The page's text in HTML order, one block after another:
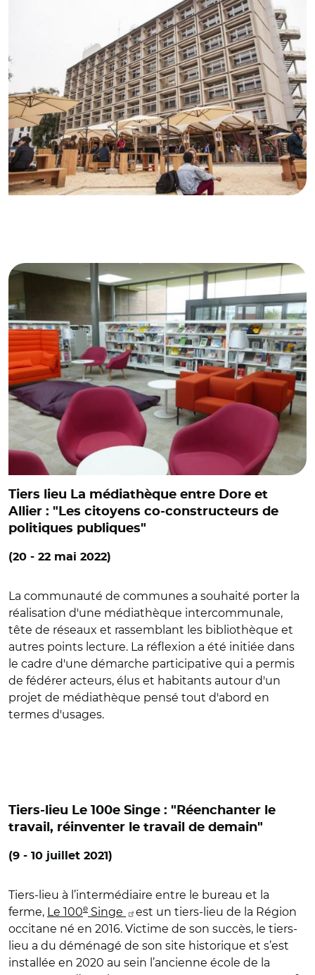
Tiers lieu La médiathèque entre Dore et
Allier : "Les citoyens co-constructeurs de
politiques publiques"
(20 - 22 mai 2022)
La communauté de communes a souhaité porter la
réalisation d'une médiathèque intercommunale,
tête de réseaux et rassemblant les bibliothèque et
autres points lecture. La réflexion a été initiée dans
le cadre d'une démarche participative qui a permis
de fédérer acteurs, élus et habitants autour d'un
projet de médiathèque pensé tout d'abord en
termes d'usages.
Tiers-lieu Le 100e Singe : "Réenchanter le
travail, réinventer le travail de demain"
(9 - 10 juillet 2021)
Tiers-lieu à l’intermédiaire entre le bureau et la
ferme, Le 100e Singe
est un tiers-lieu de la Région
occitane né en 2016. Victime de son succès, le tiers-
lieu a du déménagé de son site historique et s’est
installée en 2020 au sein l’ancienne école de la